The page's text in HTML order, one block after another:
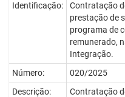
Identificação:
Contratação
prestação de
programa de
remunerado,
Integração.
Número:
020/2025
Descrição:
Contratação